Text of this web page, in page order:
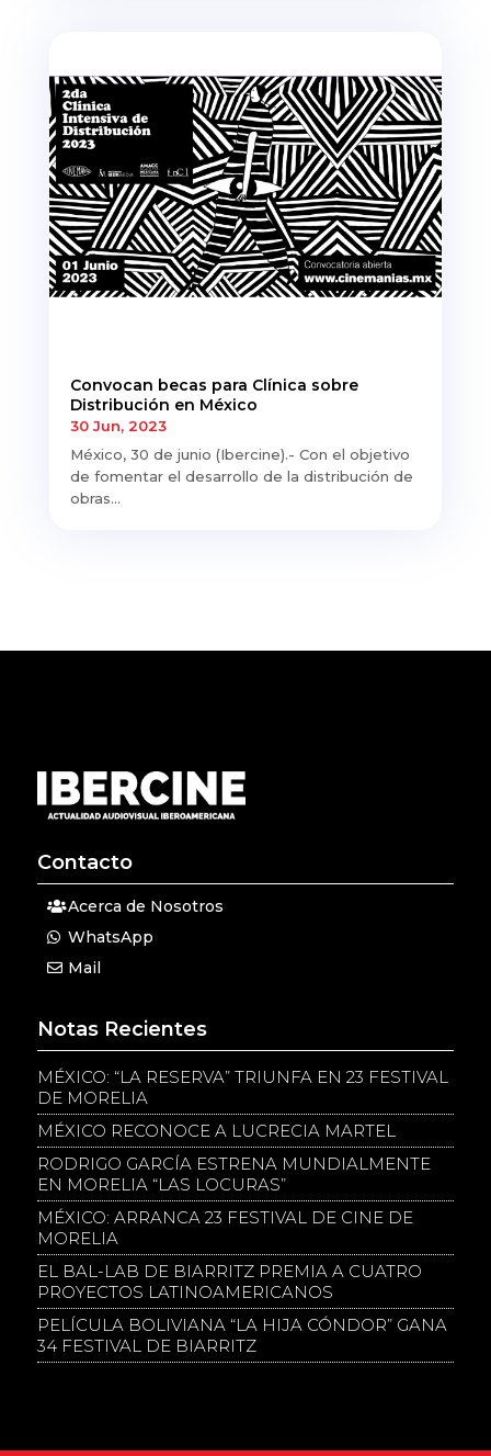
Convocan becas para Clínica sobre
Distribución en México
30 Jun, 2023
México, 30 de junio (Ibercine).- Con el objetivo
de fomentar el desarrollo de la distribución de
obras...
Contacto
Acerca de Nosotros
WhatsApp
Mail
Notas Recientes
MÉXICO: “LA RESERVA” TRIUNFA EN 23 FESTIVAL
DE MORELIA
MÉXICO RECONOCE A LUCRECIA MARTEL
RODRIGO GARCÍA ESTRENA MUNDIALMENTE
EN MORELIA “LAS LOCURAS”
MÉXICO: ARRANCA 23 FESTIVAL DE CINE DE
MORELIA
EL BAL-LAB DE BIARRITZ PREMIA A CUATRO
PROYECTOS LATINOAMERICANOS
PELÍCULA BOLIVIANA “LA HIJA CÓNDOR” GANA
34 FESTIVAL DE BIARRITZ